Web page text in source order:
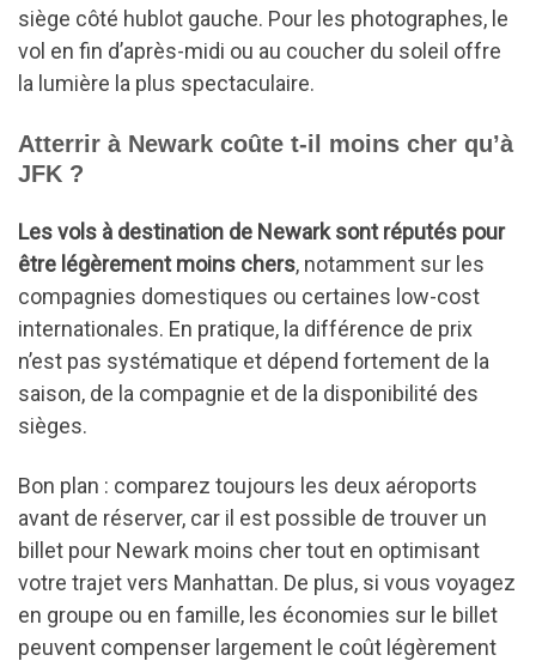
siège côté hublot gauche. Pour les photographes, le
vol en fin d’après-midi ou au coucher du soleil offre
la lumière la plus spectaculaire.
Atterrir à Newark coûte t-il moins cher qu’à
JFK ?
Les vols à destination de Newark sont réputés pour
être légèrement moins chers, notamment sur les
compagnies domestiques ou certaines low-cost
internationales. En pratique, la différence de prix
n’est pas systématique et dépend fortement de la
saison, de la compagnie et de la disponibilité des
sièges.
Bon plan : comparez toujours les deux aéroports
avant de réserver, car il est possible de trouver un
billet pour Newark moins cher tout en optimisant
votre trajet vers Manhattan. De plus, si vous voyagez
en groupe ou en famille, les économies sur le billet
peuvent compenser largement le coût légèrement